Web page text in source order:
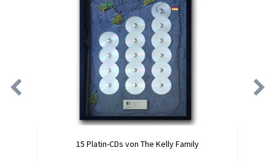
15 Platin-CDs von The Kelly Family